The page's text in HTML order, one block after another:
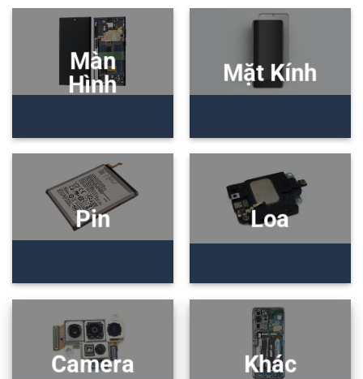
Màn
Hình
Mặt Kính
Pin Loa
Camera Khác